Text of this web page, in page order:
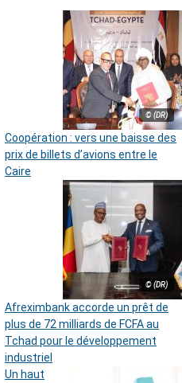
© (DR)
Coopération : vers une baisse des
prix de billets d’avions entre le
Caire
© (DR)
Afreximbank accorde un prêt de
plus de 72 milliards de FCFA au
Tchad pour le développement
industriel
Un haut